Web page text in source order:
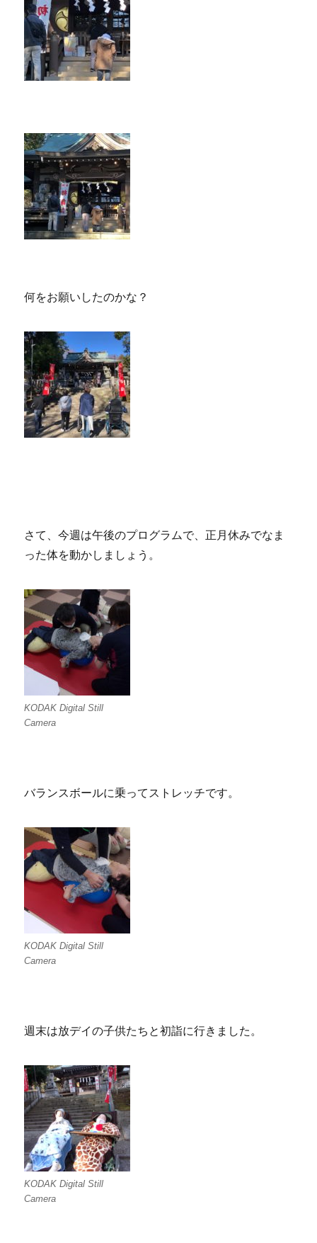
何をお願いしたのかな？
さて、今週は午後のプログラムで、正月休みでなま
った体を動かしましょう。
KODAK Digital Still
Camera
バランスボールに乗ってストレッチです。
KODAK Digital Still
Camera
週末は放デイの子供たちと初詣に行きました。
KODAK Digital Still
Camera